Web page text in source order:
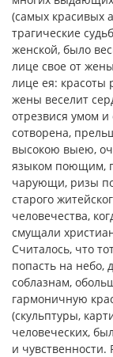
(самых красивых
трагические
женской, было
лице свое от
лице ея: красоты
жены веселит
отрезвися умом и
сотворена,
высокою выею,
языком поющим,
чарующи, ризы
старого
человечества,
смущали
Считалось, что
попасть на небо,
соблазнам,
гармоничную
(скульптуры,
человеческих,
и чувственности.